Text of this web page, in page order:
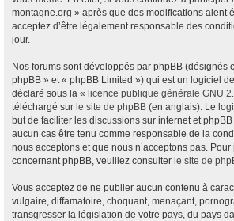
montagne.org » après que des modifications aient
acceptez d’être légalement responsable des
jour.
Nos forums sont développés par phpBB (désignés
phpBB » et « phpBB Limited ») qui est un logiciel
déclaré sous la « licence publique générale GNU
téléchargé sur le site de phpBB (en anglais). Le
but de faciliter les discussions sur internet et
aucun cas être tenu comme responsable de la
nous acceptons et que nous n’acceptons pas. Pour
concernant phpBB, veuillez consulter le site de
Vous acceptez de ne publier aucun contenu à
vulgaire, diffamatoire, choquant, menaçant,
transgresser la législation de votre pays, du pays